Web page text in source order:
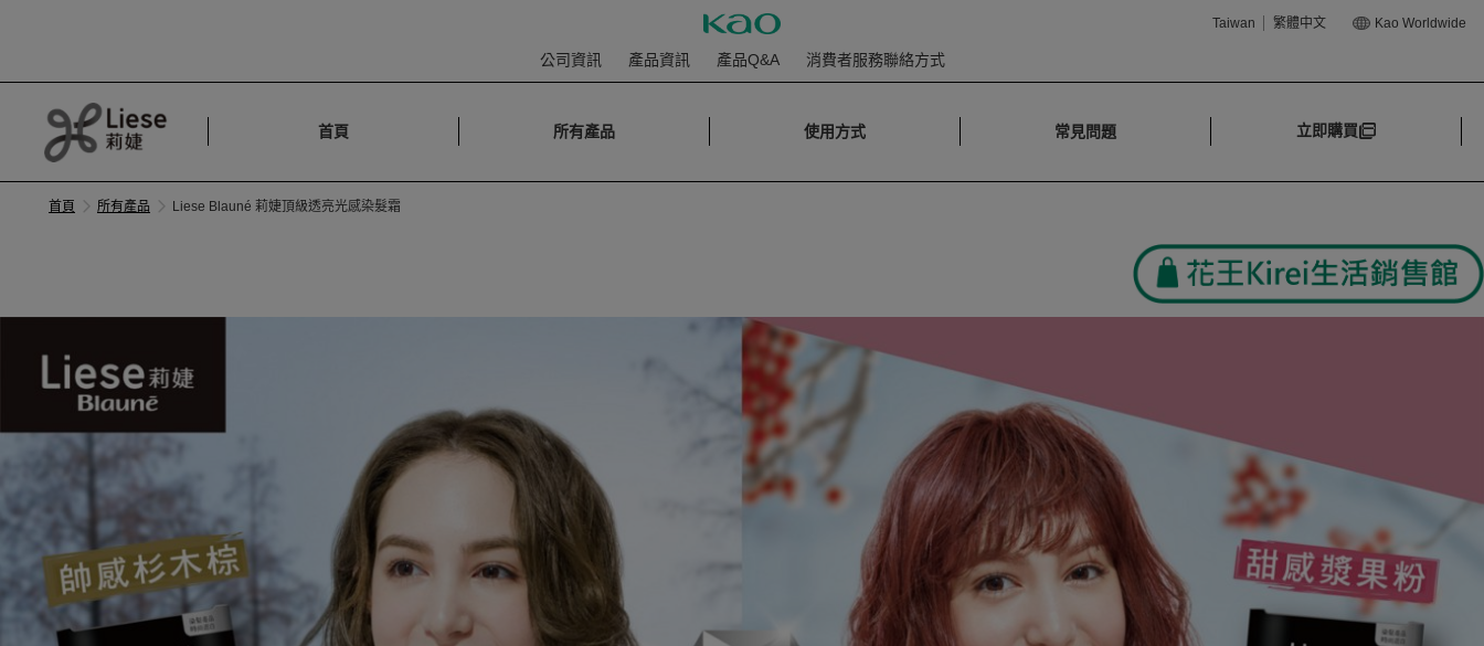
Taiwan 繁體中文 Kao Worldwide
公司資訊 產品資訊 產品Q&A 消費者服務聯絡方式
首頁 所有產品 使用方式 常見問題 立即購買
首頁 所有產品 Liese Blauné 莉婕頂級透亮光感染髮霜